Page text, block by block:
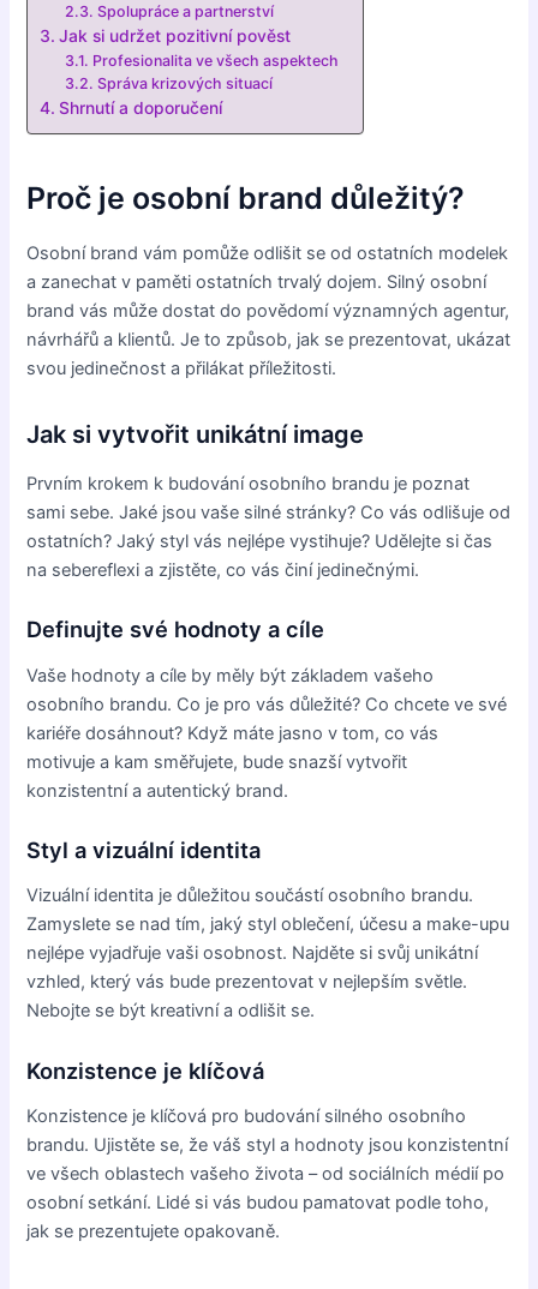
Spolupráce a partnerství
Jak si udržet pozitivní pověst
Profesionalita ve všech aspektech
Správa krizových situací
Shrnutí a doporučení
Proč je osobní brand důležitý?
Osobní brand vám pomůže odlišit se od ostatních modelek
a zanechat v paměti ostatních trvalý dojem. Silný osobní
brand vás může dostat do povědomí významných agentur,
návrhářů a klientů. Je to způsob, jak se prezentovat, ukázat
svou jedinečnost a přilákat příležitosti.
Jak si vytvořit unikátní image
Prvním krokem k budování osobního brandu je poznat
sami sebe. Jaké jsou vaše silné stránky? Co vás odlišuje od
ostatních? Jaký styl vás nejlépe vystihuje? Udělejte si čas
na sebereflexi a zjistěte, co vás činí jedinečnými.
Definujte své hodnoty a cíle
Vaše hodnoty a cíle by měly být základem vašeho
osobního brandu. Co je pro vás důležité? Co chcete ve své
kariéře dosáhnout? Když máte jasno v tom, co vás
motivuje a kam směřujete, bude snazší vytvořit
konzistentní a autentický brand.
Styl a vizuální identita
Vizuální identita je důležitou součástí osobního brandu.
Zamyslete se nad tím, jaký styl oblečení, účesu a make-upu
nejlépe vyjadřuje vaši osobnost. Najděte si svůj unikátní
vzhled, který vás bude prezentovat v nejlepším světle.
Nebojte se být kreativní a odlišit se.
Konzistence je klíčová
Konzistence je klíčová pro budování silného osobního
brandu. Ujistěte se, že váš styl a hodnoty jsou konzistentní
ve všech oblastech vašeho života – od sociálních médií po
osobní setkání. Lidé si vás budou pamatovat podle toho,
jak se prezentujete opakovaně.